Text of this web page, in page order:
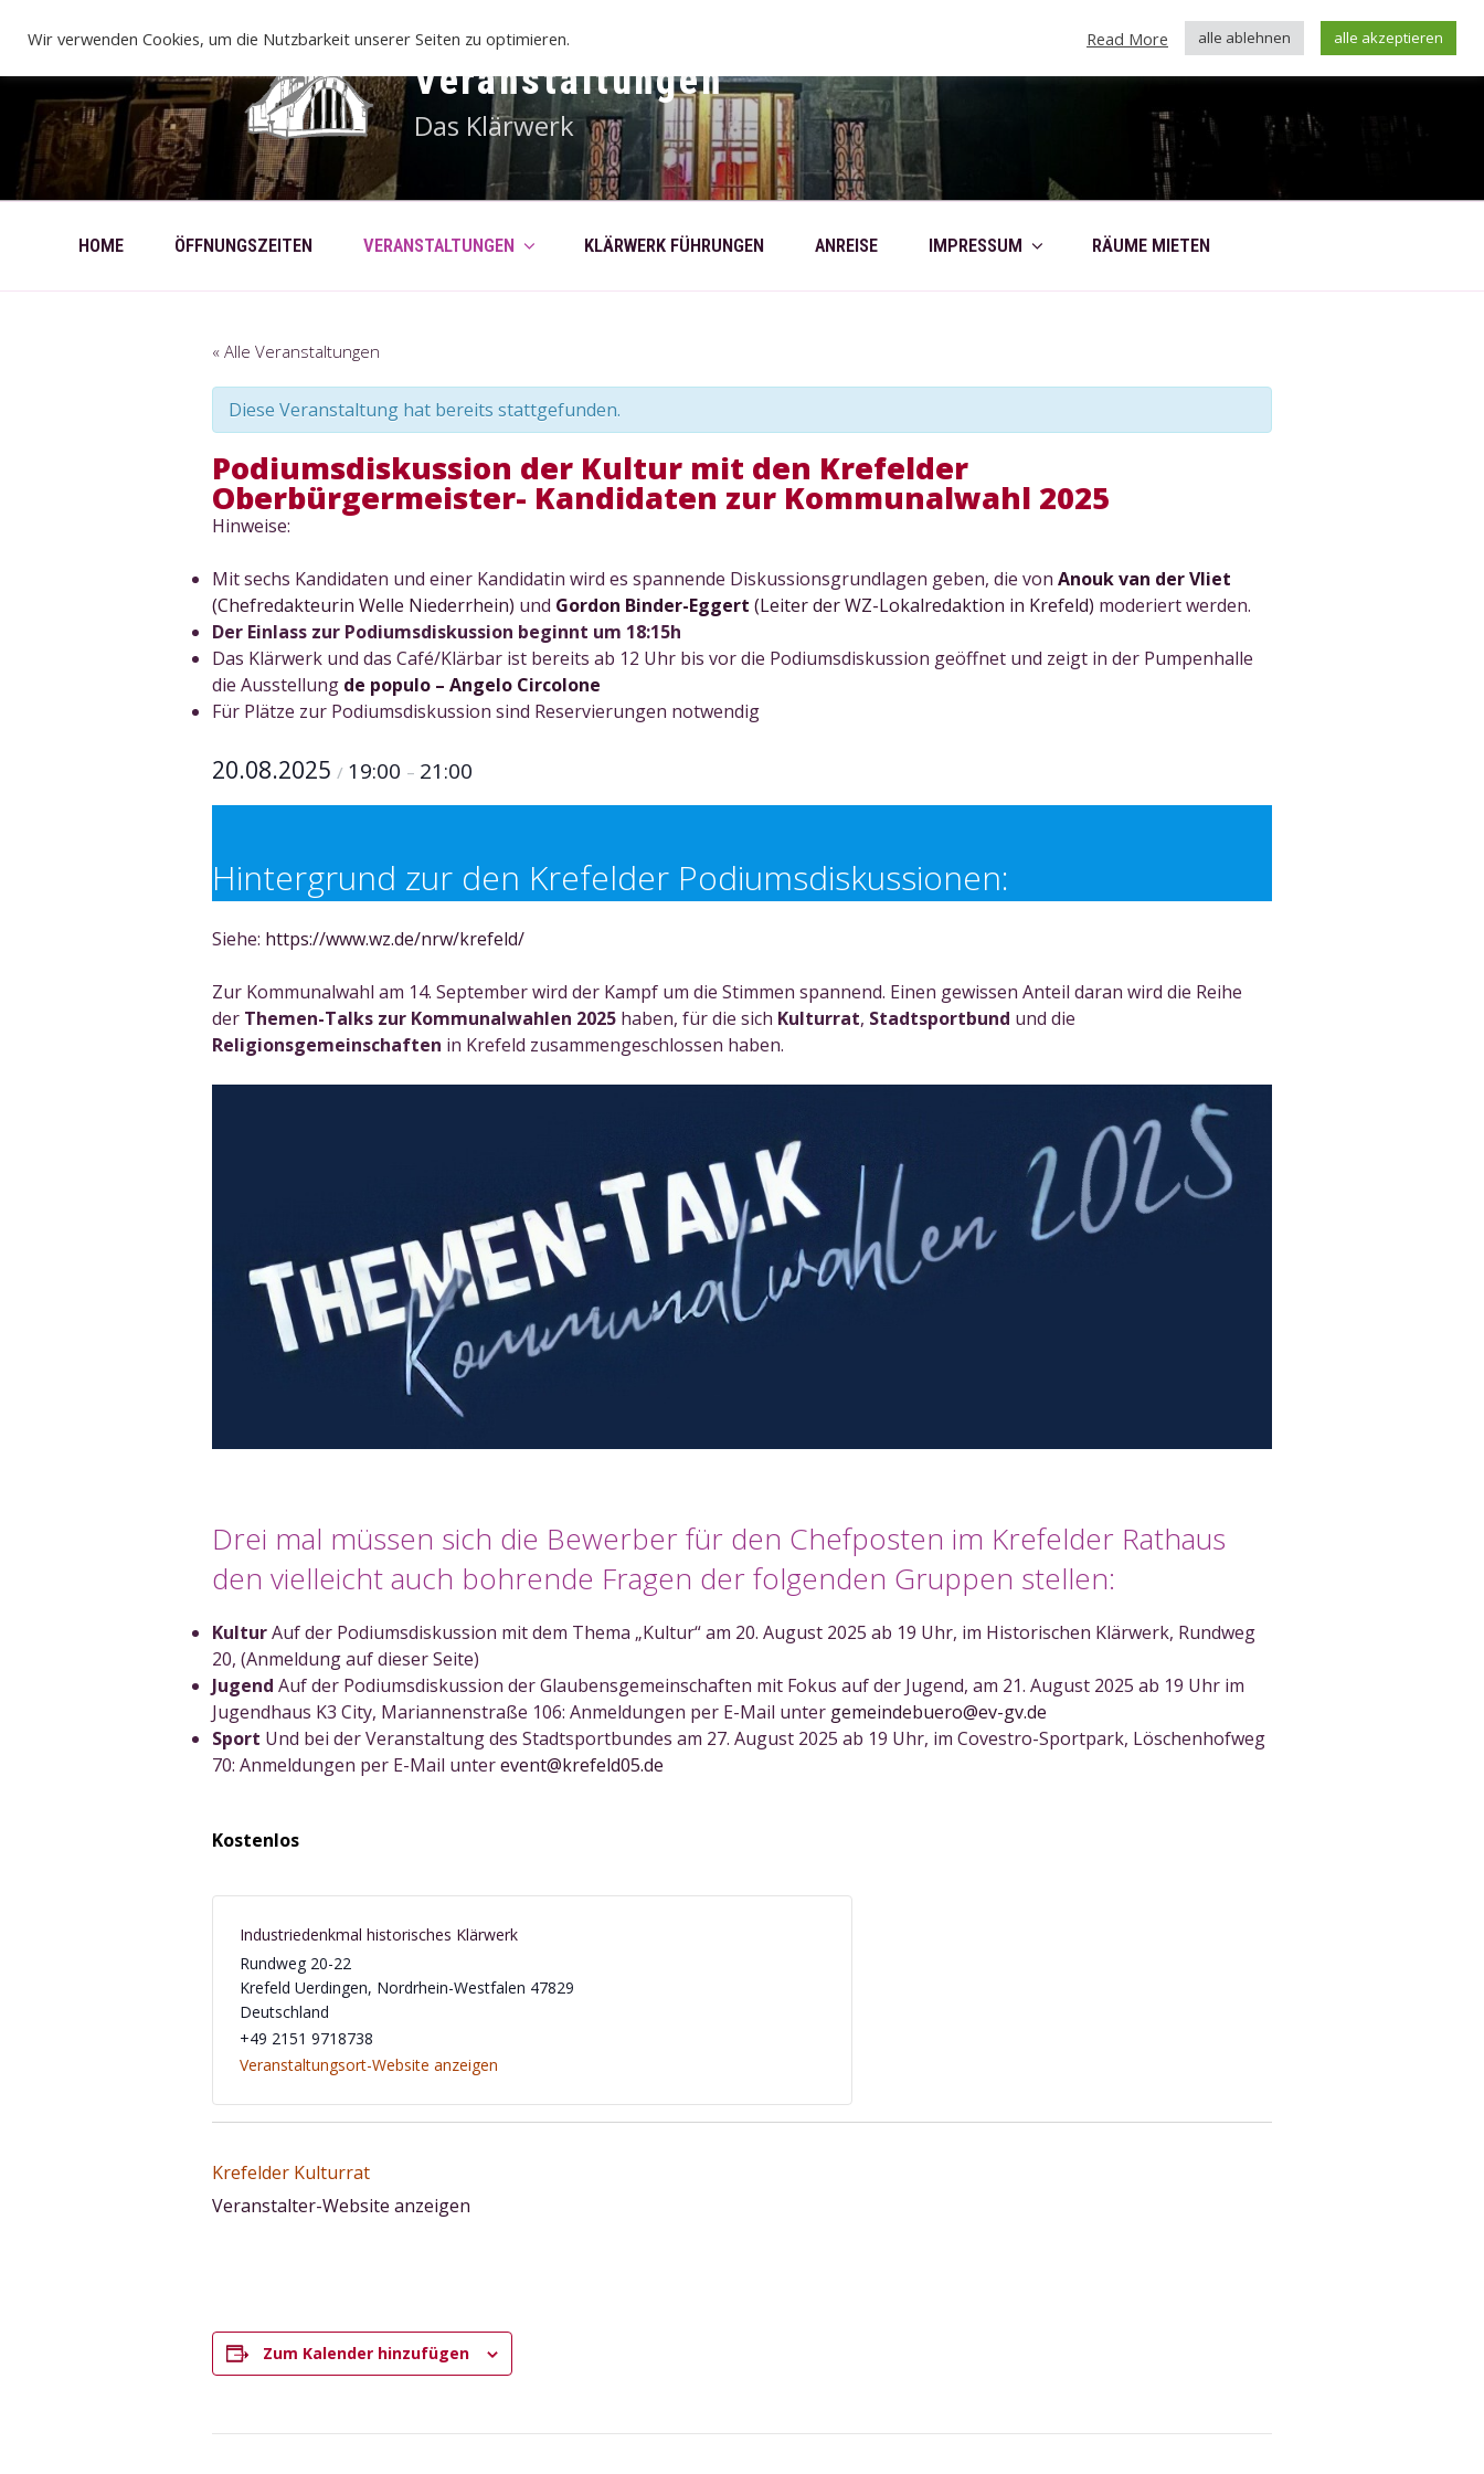
Inhalt
Veranstaltungen
Das Klärwerk
HOME ÖFFNUNGSZEITEN VERANSTALTUNGEN KLÄRWERK FÜHRUNGEN ANREISE IMPRESSUM RÄUME MIETEN
« Alle Veranstaltungen
Diese Veranstaltung hat bereits stattgefunden.
Podiumsdiskussion der Kultur mit den Krefelder
Oberbürgermeister- Kandidaten zur Kommunalwahl 2025
Hinweise:
Mit sechs Kandidaten und einer Kandidatin wird es spannende Diskussionsgrundlagen geben, die von Anouk van der Vliet
(Chefredakteurin Welle Niederrhein) und Gordon Binder-Eggert (Leiter der WZ-Lokalredaktion in Krefeld) moderiert werden.
Der Einlass zur Podiumsdiskussion beginnt um 18:15h
Das Klärwerk und das Café/Klärbar ist bereits ab 12 Uhr bis vor die Podiumsdiskussion geöffnet und zeigt in der Pumpenhalle
die Ausstellung de populo – Angelo Circolone
Für Plätze zur Podiumsdiskussion sind Reservierungen notwendig
20.08.2025 / 19:00 – 21:00
Hintergrund zur den Krefelder Podiumsdiskussionen:
Siehe: https://www.wz.de/nrw/krefeld/
Zur Kommunalwahl am 14. September wird der Kampf um die Stimmen spannend. Einen gewissen Anteil daran wird die Reihe
der Themen-Talks zur Kommunalwahlen 2025 haben, für die sich Kulturrat, Stadtsportbund und die
Religionsgemeinschaften in Krefeld zusammengeschlossen haben.
Drei mal müssen sich die Bewerber für den Chefposten im Krefelder Rathaus
den vielleicht auch bohrende Fragen der folgenden Gruppen stellen:
KulturAuf der Podiumsdiskussion mit dem Thema „Kultur“ am 20. August 2025 ab 19 Uhr, im Historischen Klärwerk, Rundweg
20, (Anmeldung auf dieser Seite)
Jugend Auf der Podiumsdiskussion der Glaubensgemeinschaften mit Fokus auf der Jugend, am 21. August 2025 ab 19 Uhr im
Jugendhaus K3 City, Mariannenstraße 106: Anmeldungen per E-Mail unter gemeindebuero@ev-gv.de
Sport Und bei der Veranstaltung des Stadtsportbundes am 27. August 2025 ab 19 Uhr, im Covestro-Sportpark, Löschenhofweg
70: Anmeldungen per E-Mail unterevent@krefeld05.de
Kostenlos
Industriedenkmal historisches Klärwerk
Rundweg 20-22
Krefeld Uerdingen, Nordrhein-Westfalen 47829
Deutschland
‭+49 2151 9718738‬
Veranstaltungsort-Website anzeigen
Krefelder Kulturrat
Veranstalter-Website anzeigen
Zum Kalender hinzufügen
Wir verwenden Cookies, um die Nutzbarkeit unserer Seiten zu optimieren. Read More alle ablehnen alle akzeptieren